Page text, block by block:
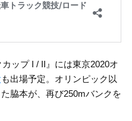
ップ I / II』には東京2020オ
も出場予定。オリンピック以
脇本が、再び250mバンクを